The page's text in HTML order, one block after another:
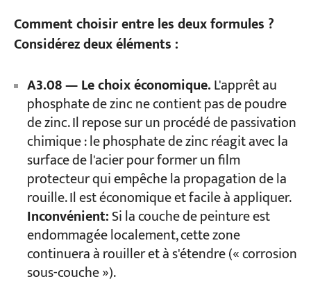
Comment choisir entre les deux formules ?
Considérez deux éléments :
A3.08 — Le choix économique.L'apprêt au
phosphate de zinc ne contient pas de poudre
de zinc. Il repose sur un procédé de passivation
chimique : le phosphate de zinc réagit avec la
surface de l'acier pour former un film
protecteur qui empêche la propagation de la
rouille. Il est économique et facile à appliquer.
Inconvénient:Si la couche de peinture est
endommagée localement, cette zone
continuera à rouiller et à s'étendre (« corrosion
sous-couche »).